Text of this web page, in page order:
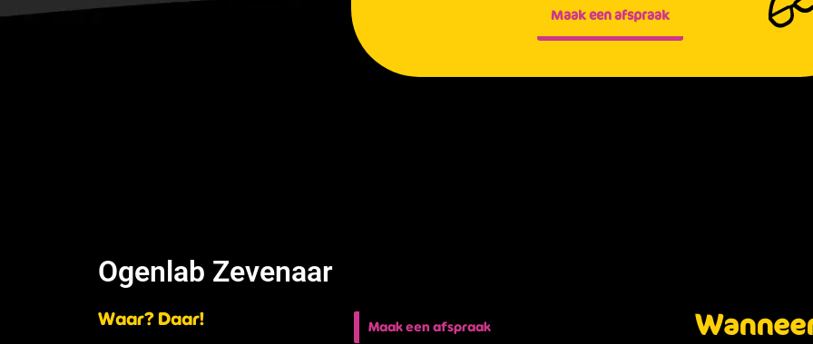
Maak een afspraak
Ogenlab Zevenaar
Waar? Daar! Maak een afspraak